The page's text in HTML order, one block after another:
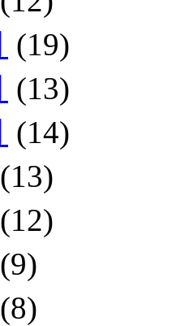
(19)
(13)
(14)
(13)
(12)
(9)
(8)